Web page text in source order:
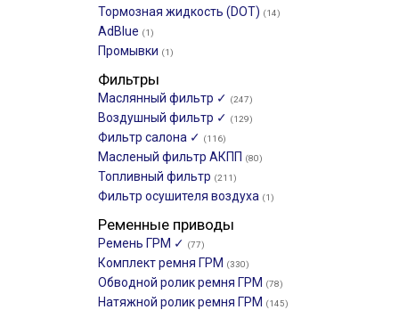
Тормозная жидкость (DOT) (14)
AdBlue (1)
Промывки (1)
Фильтры
Маслянный фильтр ✓ (247)
Воздушный фильтр ✓ (129)
Фильтр салона ✓ (116)
Масленый фильтр АКПП (80)
Топливный фильтр (211)
Фильтр осушителя воздуха (1)
Ременные приводы
Ремень ГРМ ✓ (77)
Комплект ремня ГРМ (330)
Обводной ролик ремня ГРМ (78)
Натяжной ролик ремня ГРМ (145)